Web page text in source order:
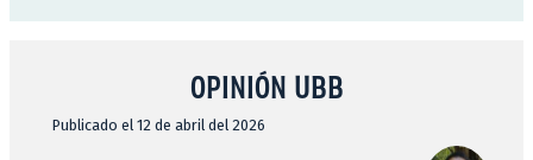
OPINIÓN UBB
Publicado el 12 de abril del 2026